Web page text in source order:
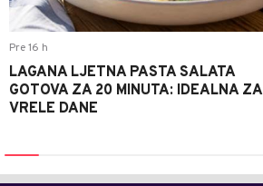
Pre 16 h
LAGANA LJETNA PASTA SALATA
GOTOVA ZA 20 MINUTA: IDEALNA ZA
VRELE DANE